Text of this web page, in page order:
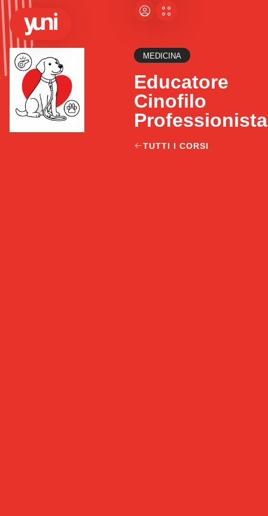
MEDICINA
Educatore
Cinofilo
Professionista
TUTTI I CORSI